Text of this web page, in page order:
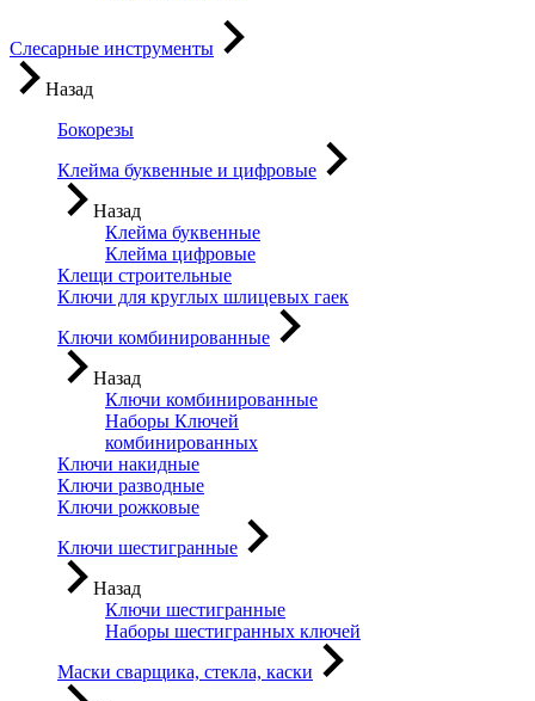
Слесарные инструменты
Назад
Бокорезы
Клейма буквенные и цифровые
Назад
Клейма буквенные
Клейма цифровые
Клещи строительные
Ключи для круглых шлицевых гаек
Ключи комбинированные
Назад
Ключи комбинированные
Наборы Ключей
комбинированных
Ключи накидные
Ключи разводные
Ключи рожковые
Ключи шестигранные
Назад
Ключи шестигранные
Наборы шестигранных ключей
Маски сварщика, стекла, каски